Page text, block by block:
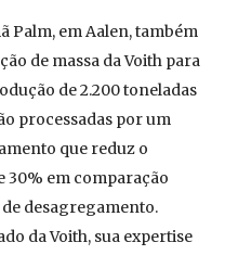
Palm, em Aalen, também
de massa da Voith para
de 2.200 toneladas
processadas por um
que reduz o
30% em comparação
desagregamento.
da Voith, sua expertise